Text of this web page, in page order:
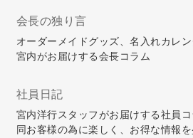
会長の独り言
オーダーメイドグッズ、名入れカレン
宮内がお届けする会長コラム
社員日記
宮内洋行スタッフがお届けする社員
同お客様の為に楽しく、お得な情報